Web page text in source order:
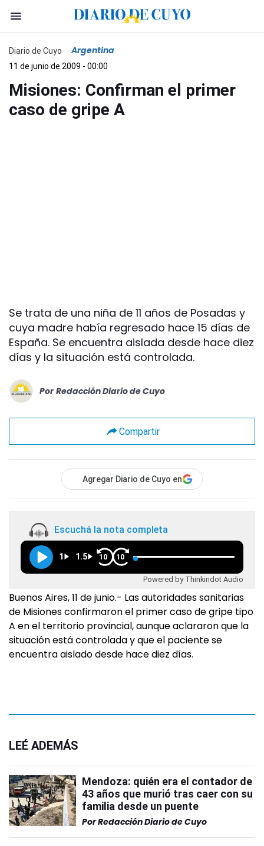
Diario de Cuyo Argentina
11 de junio de 2009 - 00:00
Misiones: Confirman el primer
caso de gripe A
Se trata de una niña de 11 años de Posadas y
cuya madre había regresado hace 15 días de
España. Se encuentra aislada desde hace diez
días y la situación está controlada.
Por Redacción Diario de Cuyo
Compartir
Agregar Diario de Cuyo en
Escuchá la nota completa
1 1.5 10 10
Powered by Thinkindot Audio
Buenos Aires, 11 de junio.- Las autoridades sanitarias
de Misiones confirmaron el primer caso de gripe tipo
A en el territorio provincial, aunque aclararon que la
situación está controlada y que el paciente se
encuentra aislado desde hace diez días.
LEÉ ADEMÁS
Mendoza: quién era el contador de
43 años que murió tras caer con su
familia desde un puente
PorRedacción Diario de Cuyo